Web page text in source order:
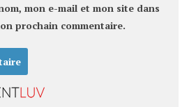
mon e-mail et mon site dans
prochain commentaire.